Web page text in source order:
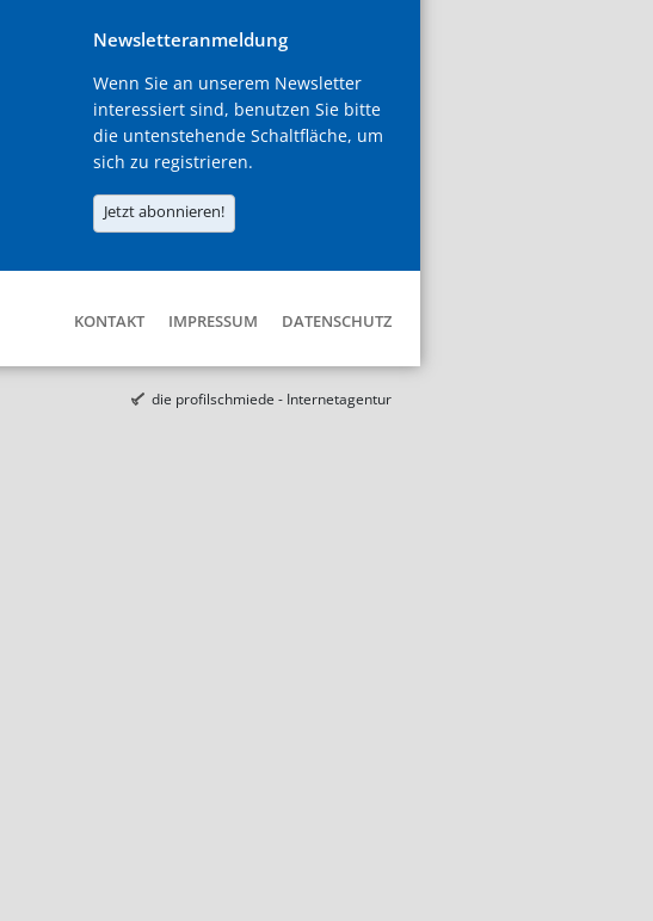
Newsletteranmeldung
Wenn Sie an unserem Newsletter
interessiert sind, benutzen Sie bitte
die untenstehende Schaltfläche, um
sich zu registrieren.
Jetzt abonnieren!
KONTAKT IMPRESSUM DATENSCHUTZ
die profilschmiede - Internetagentur